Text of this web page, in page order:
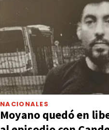
NACIONALES
Moyano quedó en